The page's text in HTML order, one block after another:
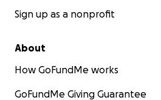
Sign up as a nonprofit
About
How GoFundMe works
GoFundMe Giving Guarantee